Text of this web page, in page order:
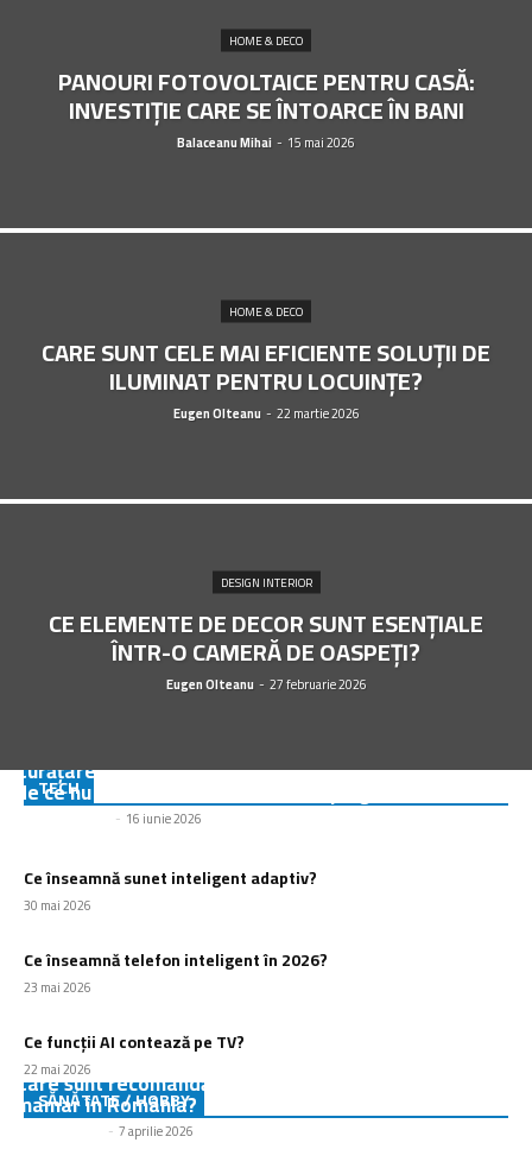
HOME & DECO
PANOURI FOTOVOLTAICE PENTRU CASĂ:
INVESTIȚIE CARE SE ÎNTOARCE ÎN BANI
Balaceanu Mihai - 15 mai 2026
HOME & DECO
CARE SUNT CELE MAI EFICIENTE SOLUȚII DE
ILUMINAT PENTRU LOCUINȚE?
Eugen Olteanu - 22 martie 2026
DESIGN INTERIOR
CE ELEMENTE DE DECOR SUNT ESENȚIALE
ÎNTR-O CAMERĂ DE OASPEȚI?
Eugen Olteanu - 27 februarie 2026
TECH
Curățare laptop București. Ce presupune intervenția și
de ce nu este suficient să sufli aer pe grile
- 16 iunie 2026
Ce înseamnă sunet inteligent adaptiv?
30 mai 2026
Ce înseamnă telefon inteligent în 2026?
23 mai 2026
Ce funcții AI contează pe TV?
22 mai 2026
SĂNĂTATE / HOBBY
Care sunt recomandările actuale pentru screeningul
mamar în România?
- 7 aprilie 2026